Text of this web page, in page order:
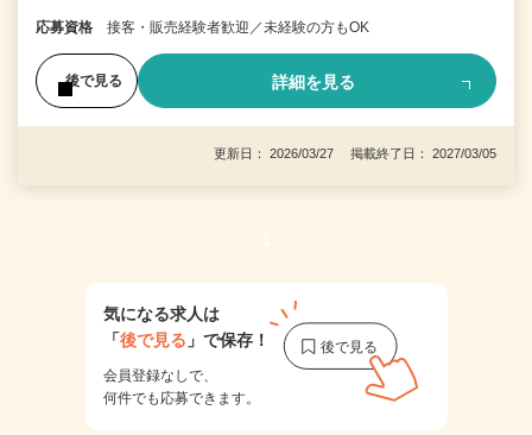
応募資格 接客・販売経験者歓迎／未経験の方もOK
後で見る 詳細を見る
更新日： 2026/03/27 掲載終了日： 2027/03/05
1
気になる求人は
「後で見る 」で保存！
会員登録なしで、
何件でも応募できます。